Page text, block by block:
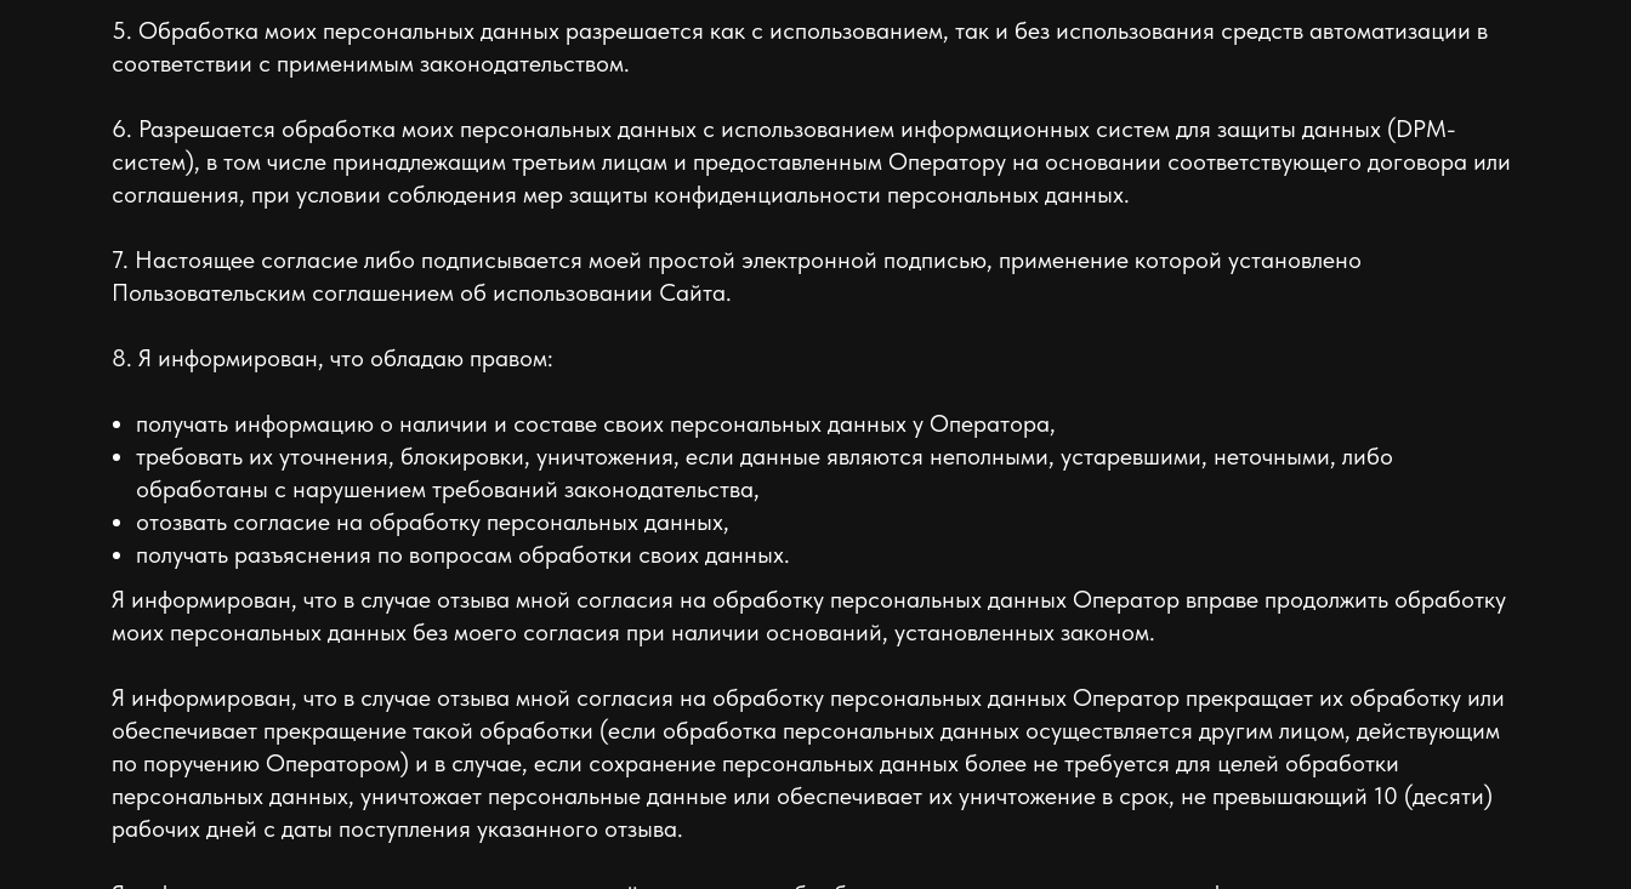
5. Обработка моих персональных данных разрешается как с использованием, так и без использования средств автоматизации в
соответствии с применимым законодательством.
6. Разрешается обработка моих персональных данных с использованием информационных систем для защиты данных (DPM-
систем), в том числе принадлежащим третьим лицам и предоставленным Оператору на основании соответствующего договора или
соглашения, при условии соблюдения мер защиты конфиденциальности персональных данных.
7. Настоящее согласие либо подписывается моей простой электронной подписью, применение которой установлено
Пользовательским соглашением об использовании Сайта.
8. Я информирован, что обладаю правом:
получать информацию о наличии и составе своих персональных данных у Оператора,
требовать их уточнения, блокировки, уничтожения, если данные являются неполными, устаревшими, неточными, либо
обработаны с нарушением требований законодательства,
отозвать согласие на обработку персональных данных,
получать разъяснения по вопросам обработки своих данных.
Я информирован, что в случае отзыва мной согласия на обработку персональных данных Оператор вправе продолжить обработку
моих персональных данных без моего согласия при наличии оснований, установленных законом.
Я информирован, что в случае отзыва мной согласия на обработку персональных данных Оператор прекращает их обработку или
обеспечивает прекращение такой обработки (если обработка персональных данных осуществляется другим лицом, действующим
по поручению Оператором) и в случае, если сохранение персональных данных более не требуется для целей обработки
персональных данных, уничтожает персональные данные или обеспечивает их уничтожение в срок, не превышающий 10 (десяти)
рабочих дней с даты поступления указанного отзыва.